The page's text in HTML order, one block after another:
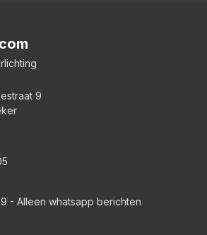
9
- Alleen whatsapp berichten